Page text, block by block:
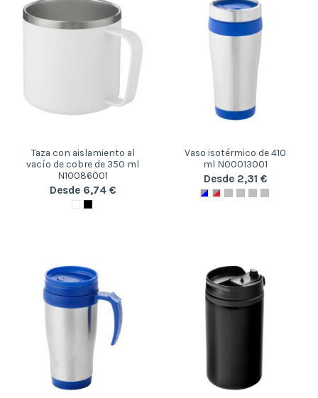
Taza con aislamiento al
vacío de cobre de 350 ml
N10086001
Desde 6,74 €
Vaso isotérmico de 410
ml N00013001
Desde 2,31 €